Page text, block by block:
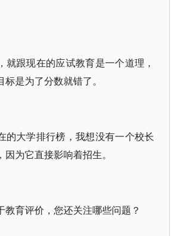
就跟现在的应试教育是一个道理，
是为了分数就错了。
的大学排行榜，我想没有一个校长
为它直接影响着招生。
教育评价，您还关注哪些问题？